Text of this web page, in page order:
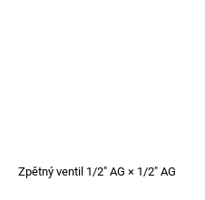
Zpětný ventil 1/2" AG × 1/2" AG